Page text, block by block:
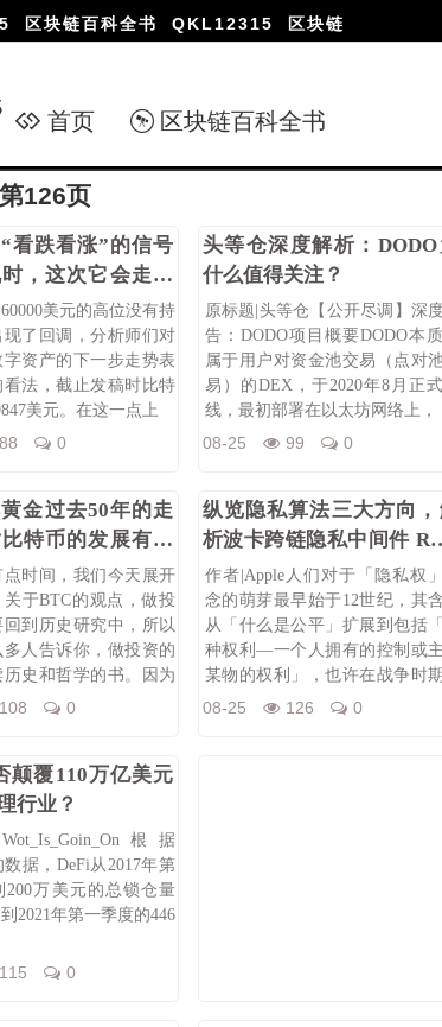
区块链百科全书 QKL12315 区块链
首页 区块链百科全书
126页
看跌看涨”的信号
，这次它会走向
美元的高位没有持
了回调，分析师们对
资产的下一步走势表
法，截止发稿时比特
美元。在这一点上
88 0
头等仓深度解析：DODO
什么值得关注？
原标题|头等仓【公开尽调】深
告：DODO项目概要DODO本
属于用户对资金池交易（点对
易）的DEX，于2020年8月正
线，最初部署在以太坊网络上，
08-25 99 0
金过去50年的走
特币的发展有何
时间，我们今天展开
于BTC的观点，做投
到历史研究中，所以
人告诉你，做投资的
历史和哲学的书。因为
108 0
纵览隐私算法三大方向，
析波卡跨链隐私中间件
Network
作者|Apple人们对于「隐私权
念的萌芽最早始于12世纪，其
从「什么是公平」扩展到包括
种权利—一个人拥有的控制或
某物的权利」，也许在战争时期
隐
08-25 126 0
颠覆110万亿美元
行业？
根据
数据，DeFi从2017年第
200万美元的总锁仓量
2021年第一季度的446
115 0